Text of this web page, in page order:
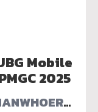
Mobile
2025